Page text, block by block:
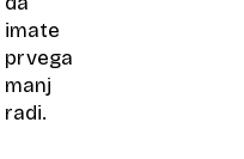
imate
prvega
manj
radi.